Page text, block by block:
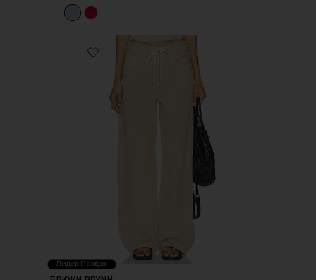
Favorite БРЮКИ BRYNN
Лидер Продаж